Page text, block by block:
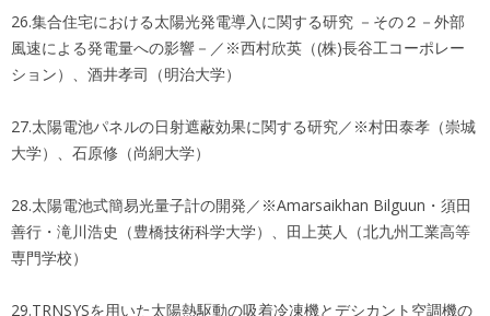
26.集合住宅における太陽光発電導入に関する研究 －その２－外部
風速による発電量への影響－／※西村欣英（(株)長谷工コーポレー
ション）、酒井孝司（明治大学）
27.太陽電池パネルの日射遮蔽効果に関する研究／※村田泰孝（崇城
大学）、石原修（尚絅大学）
28.太陽電池式簡易光量子計の開発／※Amarsaikhan Bilguun・須田
善行・滝川浩史（豊橋技術科学大学）、田上英人（北九州工業高等
専門学校）
29.TRNSYSを用いた太陽熱駆動の吸着冷凍機とデシカント空調機の